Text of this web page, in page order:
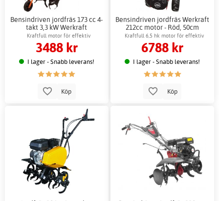
Bensindriven jordfräs 173 cc 4-
takt 3,3 kW Werkraft
Kraftfull motor för effektiv
jordbearbetning
3488 kr
I lager - Snabb leverans!
Köp
Bensindriven jordfräs Werkraft
212cc motor - Röd, 50cm
arbetsbredd
Kraftfull 6,5 hk motor för effektiv
jordbearbetning
6788 kr
I lager - Snabb leverans!
Köp